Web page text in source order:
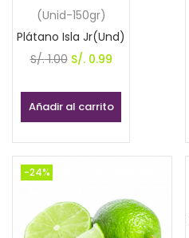
(Unid-150gr)
Plátano Isla Jr(Und)
S/.1.00 El
original
era:
S/. 1.00.
S/.0.99El
es:
S/. 0.99.
Añadir al carrito
-24%